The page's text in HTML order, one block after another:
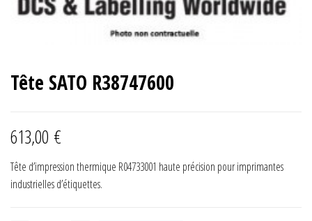
Tête SATO R38747600
613,00 €
Tête d’impression thermique R04733001 haute précision pour imprimantes
industrielles d’étiquettes.